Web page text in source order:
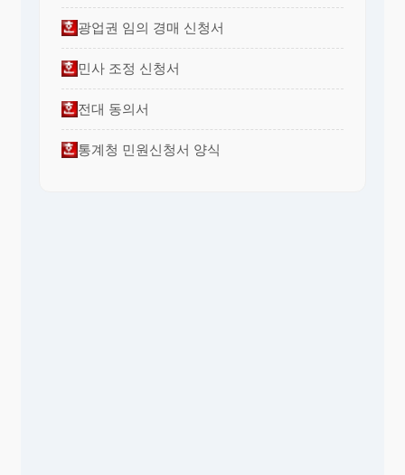
광업권 임의 경매 신청서
민사 조정 신청서
전대 동의서
통계청 민원신청서 양식